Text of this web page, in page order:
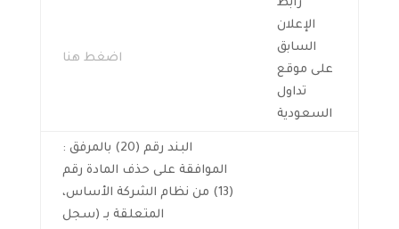
رابط
الإعلان
السابق
على موقع
تداول
السعودية
اضغط هنا
البند رقم (20) بالمرفق :
الموافقة على حذف المادة رقم
(13) من نظام الشركة الأساس،
المتعلقة بـ (سجل